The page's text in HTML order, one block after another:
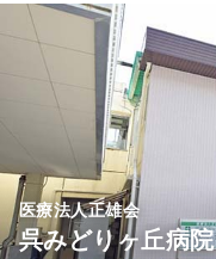
医療法人正雄会
呉みどりヶ丘病院